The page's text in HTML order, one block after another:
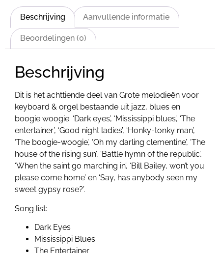
Beschrijving Aanvullende informatie
Beoordelingen (0)
Beschrijving
Dit is het achttiende deel van Grote melodieën voor
keyboard & orgel bestaande uit jazz, blues en
boogie woogie: ‘Dark eyes’, ‘Mississippi blues’, ‘The
entertainer’, ‘Good night ladies’, ‘Honky-tonky man’,
‘The boogie-woogie’, ‘Oh my darling clementine’, ‘The
house of the rising sun’, ‘Battle hymn of the republic’,
‘When the saint go marching in’, ‘Bill Bailey, won’t you
please come home’ en ‘Say, has anybody seen my
sweet gypsy rose?’.
Song list:
Dark Eyes
Mississippi Blues
The Entertainer